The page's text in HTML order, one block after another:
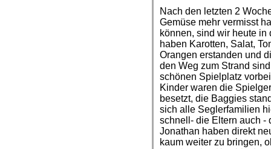
Nach den letzten 2
Gemüse mehr vermisst
können, sind wir heute
haben Karotten, Salat,
Orangen erstanden und
den Weg zum Strand
schönen Spielplatz
Kinder waren die
besetzt, die Baggies
sich alle Seglerfamilien
schnell- die Eltern auch -
Jonathan haben direkt
kaum weiter zu bringen,